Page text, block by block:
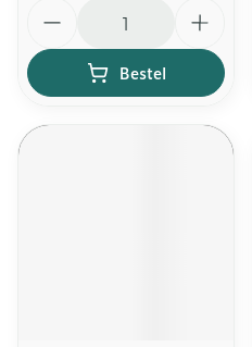
Bestel